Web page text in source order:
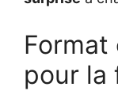
pour la